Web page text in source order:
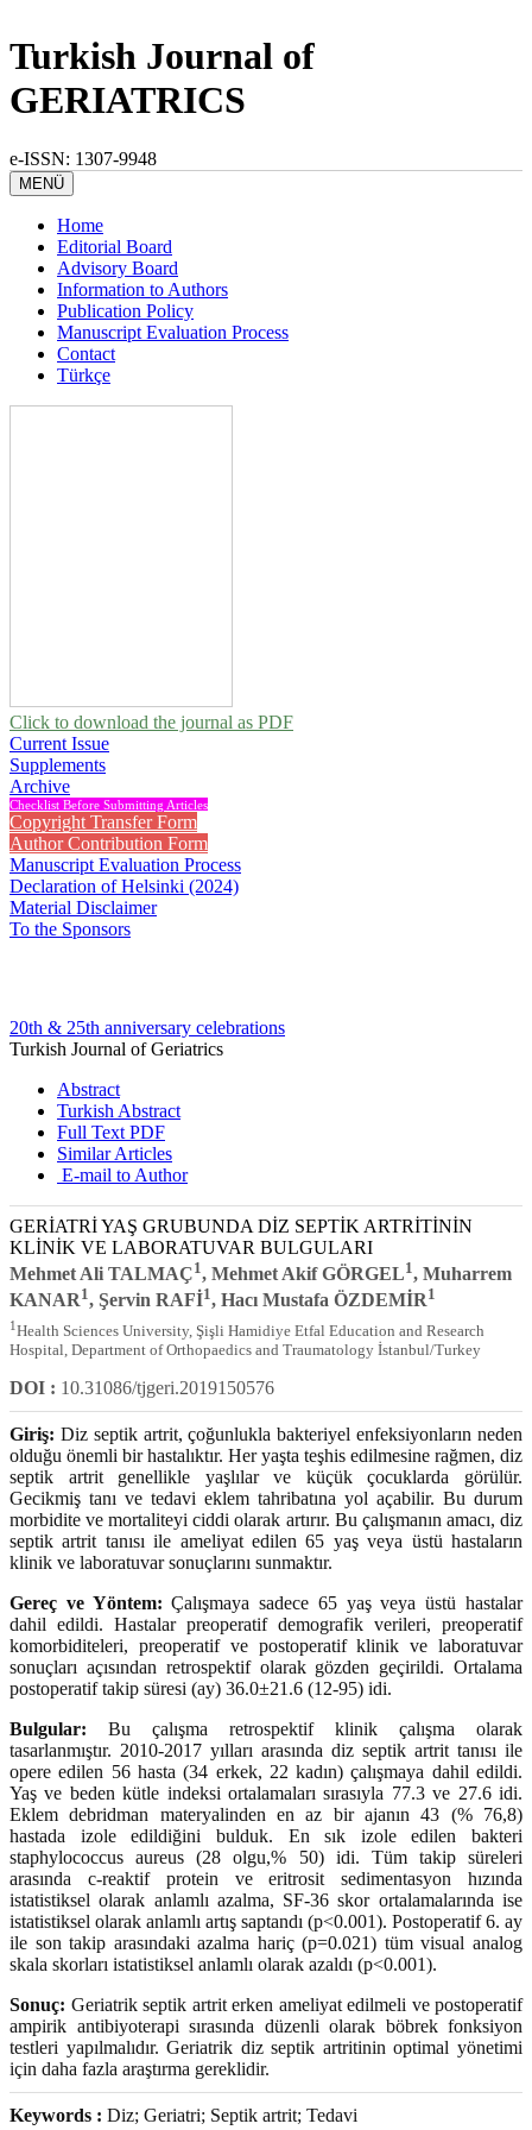
Turkish Journal of
GERIATRICS
e-ISSN: 1307-9948
MENÜ
Home
Editorial Board
Advisory Board
Information to Authors
Publication Policy
Manuscript Evaluation Process
Contact
Türkçe
Click to download the journal as PDF
Current Issue
Supplements
Archive
Checklist Before Submitting Articles
Copyright Transfer Form
Author Contribution Form
Manuscript Evaluation Process
Declaration of Helsinki (2024)
Material Disclaimer
To the Sponsors
20th & 25th anniversary celebrations
Turkish Journal of Geriatrics
Abstract
Turkish Abstract
Full Text PDF
Similar Articles
E-mail to Author
GERİATRİ YAŞ GRUBUNDA DİZ SEPTİK ARTRİTİNİN
KLİNİK VE LABORATUVAR BULGULARI
Mehmet Ali TALMAÇ1, Mehmet Akif GÖRGEL1, Muharrem
KANAR1, Şervin RAFİ1, Hacı Mustafa ÖZDEMİR1
1Health Sciences University, Şişli Hamidiye Etfal Education and Research
Hospital, Department of Orthopaedics and Traumatology İstanbul/Turkey
DOI : 10.31086/tjgeri.2019150576
Giriş: Diz septik artrit, çoğunlukla bakteriyel enfeksiyonların neden
olduğu önemli bir hastalıktır. Her yaşta teşhis edilmesine rağmen, diz
septik artrit genellikle yaşlılar ve küçük çocuklarda görülür.
Gecikmiş tanı ve tedavi eklem tahribatına yol açabilir. Bu durum
morbidite ve mortaliteyi ciddi olarak artırır. Bu çalışmanın amacı, diz
septik artrit tanısı ile ameliyat edilen 65 yaş veya üstü hastaların
klinik ve laboratuvar sonuçlarını sunmaktır.
Gereç ve Yöntem:Çalışmaya sadece 65 yaş veya üstü hastalar
dahil edildi. Hastalar preoperatif demografik verileri, preoperatif
komorbiditeleri, preoperatif ve postoperatif klinik ve laboratuvar
sonuçları açısından retrospektif olarak gözden geçirildi. Ortalama
postoperatif takip süresi (ay) 36.0±21.6 (12-95) idi.
Bulgular: Bu çalışma retrospektif klinik çalışma olarak
tasarlanmıştır. 2010-2017 yılları arasında diz septik artrit tanısı ile
opere edilen 56 hasta (34 erkek, 22 kadın) çalışmaya dahil edildi.
Yaş ve beden kütle indeksi ortalamaları sırasıyla 77.3 ve 27.6 idi.
Eklem debridman materyalinden en az bir ajanın 43 (% 76,8)
hastada izole edildiğini bulduk. En sık izole edilen bakteri
staphylococcus aureus (28 olgu,% 50) idi. Tüm takip süreleri
arasında c-reaktif protein ve eritrosit sedimentasyon hızında
istatistiksel olarak anlamlı azalma, SF-36 skor ortalamalarında ise
istatistiksel olarak anlamlı artış saptandı (p<0.001). Postoperatif 6. ay
ile son takip arasındaki azalma hariç (p=0.021) tüm visual analog
skala skorları istatistiksel anlamlı olarak azaldı (p<0.001).
Sonuç: Geriatrik septik artrit erken ameliyat edilmeli ve postoperatif
ampirik antibiyoterapi sırasında düzenli olarak böbrek fonksiyon
testleri yapılmalıdır. Geriatrik diz septik artritinin optimal yönetimi
için daha fazla araştırma gereklidir.
Keywords : Diz; Geriatri; Septik artrit; Tedavi